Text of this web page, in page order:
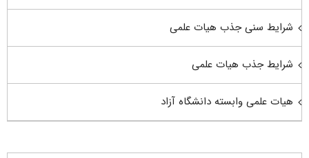
شرایط سنی جذب هیات علمی
شرایط جذب هیات علمی
هیات علمی وابسته دانشگاه آزاد